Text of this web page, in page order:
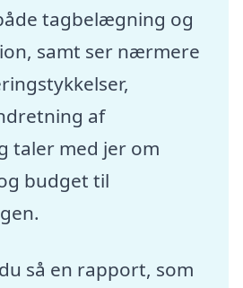
tagbelægning og
samt ser nærmere
af
taler med jer om
budget til
så en rapport, som